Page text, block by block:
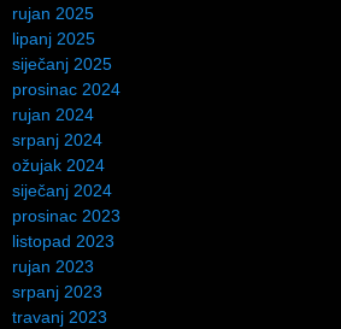
rujan 2025
lipanj 2025
siječanj 2025
prosinac 2024
rujan 2024
srpanj 2024
ožujak 2024
siječanj 2024
prosinac 2023
listopad 2023
rujan 2023
srpanj 2023
travanj 2023